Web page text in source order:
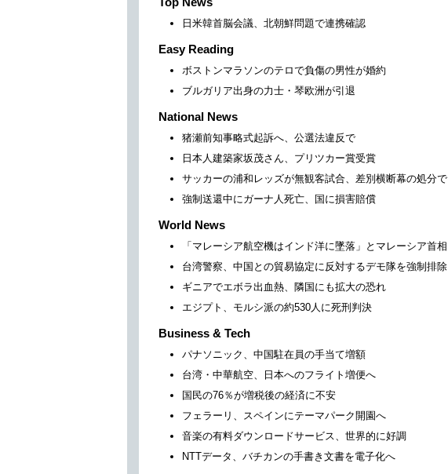
日米韓首脳会議、北朝鮮問題で連携確認
Easy Reading
ボストンマラソンのテロで負傷の男性が婚約
ブルガリア出身の力士・琴欧洲が引退
National News
猪瀬前知事略式起訴へ、公選法違反で
日本人建築家坂茂さん、プリツカー賞受賞
サッカーの浦和レッズが無観客試合、差別横断幕の処分で
強制送還中にガーナ人死亡、国に損害賠償
World News
「マレーシア航空機はインド洋に墜落」とマレーシア首相
台湾警察、中国との貿易協定に反対するデモ隊を強制排除
ギニアでエボラ出血熱、隣国にも拡大の恐れ
エジプト、モルシ派の約530人に死刑判決
Business & Tech
パナソニック、中国駐在員の手当て増額
台湾・中華航空、日本へのフライト増便へ
国民の76％が増税後の経済に不安
フェラーリ、スペインにテーマパーク開園へ
音楽の有料ダウンロードサービス、世界的に好調
NTTデータ、バチカンの手書き文書を電子化へ